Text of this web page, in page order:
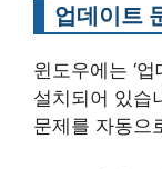
업데이트
윈도우에는 ‘
설치되어 있습
문제를 자동으